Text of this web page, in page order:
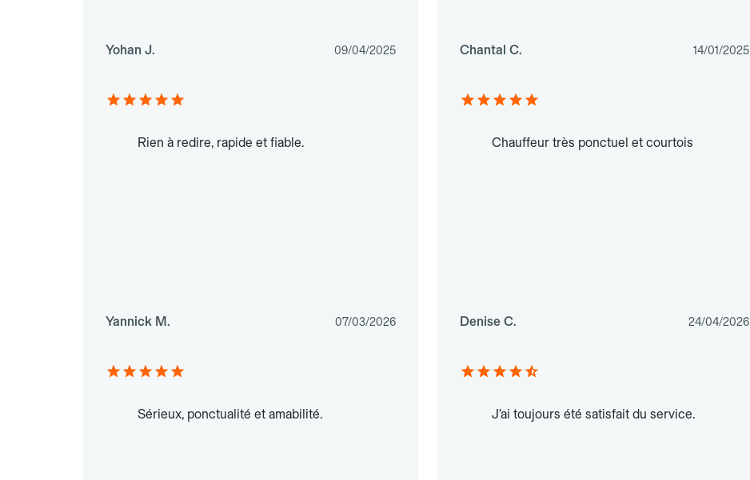
Yohan J. 09/04/2025 Chantal C. 14/01/2025
Rien à redire, rapide et fiable.
Yannick M. 07/03/2026
Chauffeur très ponctuel et courtois
Denise C. 24/04/2026
Sérieux, ponctualité et amabilité. J’ai toujours été satisfait du service.